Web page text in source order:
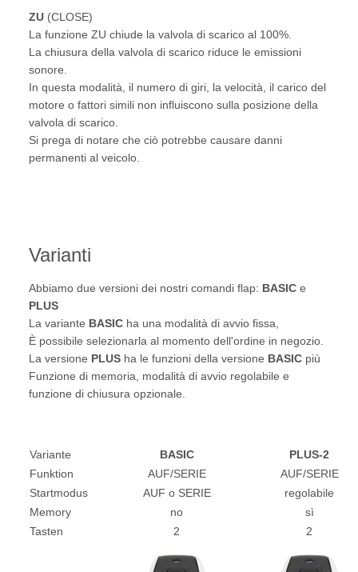
ZU (CLOSE)
La funzione ZU chiude la valvola di scarico al 100%.
La chiusura della valvola di scarico riduce le emissioni
sonore.
In questa modalità, il numero di giri, la velocità, il carico del
motore o fattori simili non influiscono sulla posizione della
valvola di scarico.
Si prega di notare che ciò potrebbe causare danni
permanenti al veicolo.
Varianti
Abbiamo due versioni dei nostri comandi flap: BASIC e
PLUS
La variante BASIC ha una modalità di avvio fissa,
È possibile selezionarla al momento dell'ordine in negozio.
La versione PLUS ha le funzioni della versione BASIC più
Funzione di memoria, modalità di avvio regolabile e
funzione di chiusura opzionale.
Variante BASIC
PLUS-2
Funktion
AUF/SERIE
AUF/SERIE
Startmodus
AUF o SERIE
regolabile
Memory
no
sì
Tasten
2 2